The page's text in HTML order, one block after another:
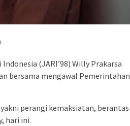
(JARI’98) Willy Prakarsa
bersama mengawal Pemerintahan
perangi kemaksiatan, berantas
hari ini.